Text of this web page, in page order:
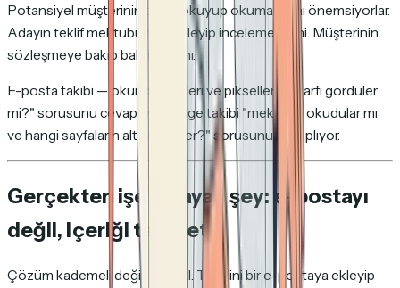
Potansiyel müşterinin teklifi okuyup okumadığını önemsiyorlar.
Adayın teklif mektubunu inceleyip incelemediğini. Müşterinin
sözleşmeye bakıp bakmadığını.
E-posta takibi — okundu bilgileri ve pikseller — "zarfı gördüler
mi?" sorusunu cevaplıyor. Belge takibi "mektubu okudular mı
ve hangi sayfaların altını çizdiler?" sorusunu cevaplıyor.
Gerçekten işe yarayan şey: e-postayı
değil, içeriği takip et
Çözüm kademeli değil, yapısal. Teklifini bir e-postaya ekleyip